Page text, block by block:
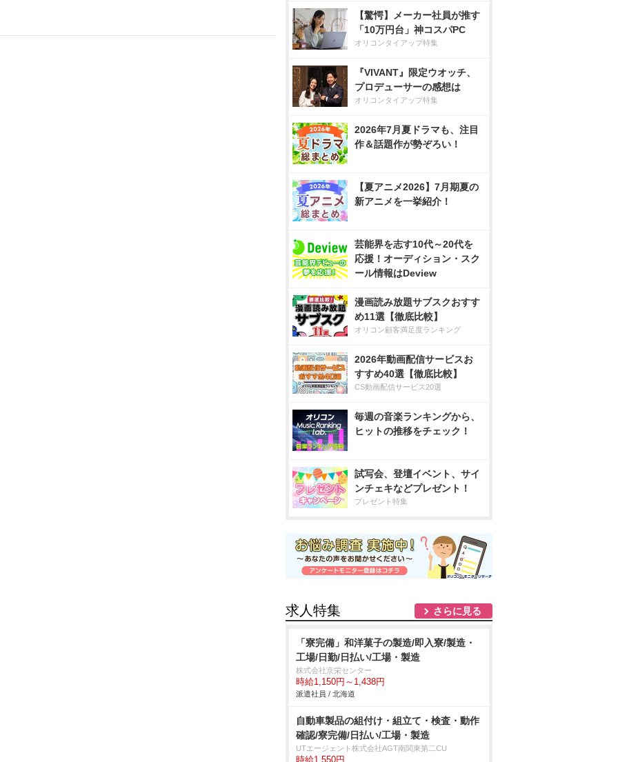
【驚愕】メーカー社員が推す
「10万円台」神コスパPC
オリコンタイアップ特集
『VIVANT』限定ウオッチ、
プロデューサーの感想は
オリコンタイアップ特集
2026年7月夏ドラマも、注目
作＆話題作が勢ぞろい！
【夏アニメ2026】7月期夏の
新アニメを一挙紹介！
芸能界を志す10代～20代を
応援！オーディション・スク
ール情報はDeview
漫画読み放題サブスクおすす
め11選【徹底比較】
オリコン顧客満足度ランキング
2026年動画配信サービスお
すすめ40選【徹底比較】
CS動画配信サービス20選
毎週の音楽ランキングから、
ヒットの推移をチェック！
試写会、登壇イベント、サイ
ンチェキなどプレゼント！
プレゼント特集
求人特集 さらに見る
「寮完備」和洋菓子の製造/即入寮/製造・
工場/日勤/日払い/工場・製造
株式会社京栄センター
時給1,150円～1,438円
派遣社員 / 北海道
自動車製品の組付け・組立て・検査・動作
確認/寮完備/日払い/工場・製造
UTエージェント株式会社AGT南関東第二CU
時給1,550円